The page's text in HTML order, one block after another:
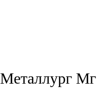
Металлург Мг